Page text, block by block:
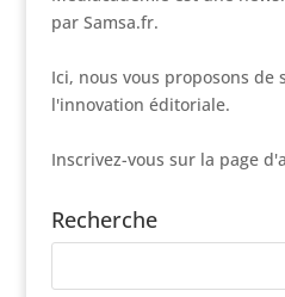
par Samsa.fr.
Ici, nous vous proposons de
l'innovation éditoriale.
Inscrivez-vous sur la page
Recherche